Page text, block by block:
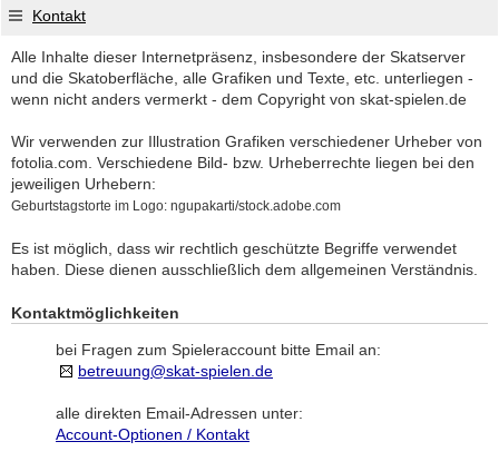
Kontakt
Alle Inhalte dieser Internetpräsenz, insbesondere der Skatserver
und die Skatoberfläche, alle Grafiken und Texte, etc. unterliegen -
wenn nicht anders vermerkt - dem Copyright von skat-spielen.de
Wir verwenden zur Illustration Grafiken verschiedener Urheber von
fotolia.com. Verschiedene Bild- bzw. Urheberrechte liegen bei den
jeweiligen Urhebern:
Geburtstagstorte im Logo: ngupakarti/stock.adobe.com
Es ist möglich, dass wir rechtlich geschützte Begriffe verwendet
haben. Diese dienen ausschließlich dem allgemeinen Verständnis.
Kontaktmöglichkeiten
bei Fragen zum Spieleraccount bitte Email an:
betreuung@skat-spielen.de
alle direkten Email-Adressen unter:
Account-Optionen / Kontakt